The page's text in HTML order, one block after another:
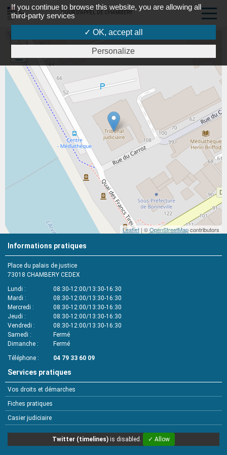
COUR D'APPEL DE CHAMBÉRY
+
-
Leaflet | ©OpenStreetMapcontributors
Informations pratiques
Place du palais de justice
73018 CHAMBERY CEDEX
Lundi
08:30-12:00/13:30-16:30
Mardi
08:30-12:00/13:30-16:30
Mercredi
08:30-12:00/13:30-16:30
Jeudi
08:30-12:00/13:30-16:30
Vendredi
08:30-12:00/13:30-16:30
Samedi
Fermé
Dimanche
Fermé
Téléphone
04 79 33 60 09
Services pratiques
Vos droits et démarches
Fiches pratiques
Casier judiciaire
Twitter (timelines) is disabled. ✓ Allow
If you continue to browse this website, you are allowing all
third-party services
✓ OK, accept all
Personalize